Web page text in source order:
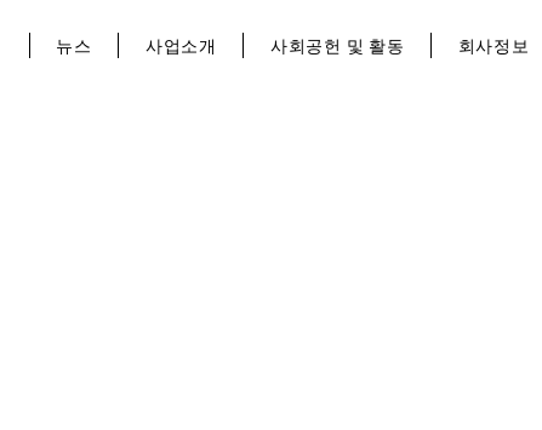
뉴스 사업소개 사회공헌 및 활동 회사정보